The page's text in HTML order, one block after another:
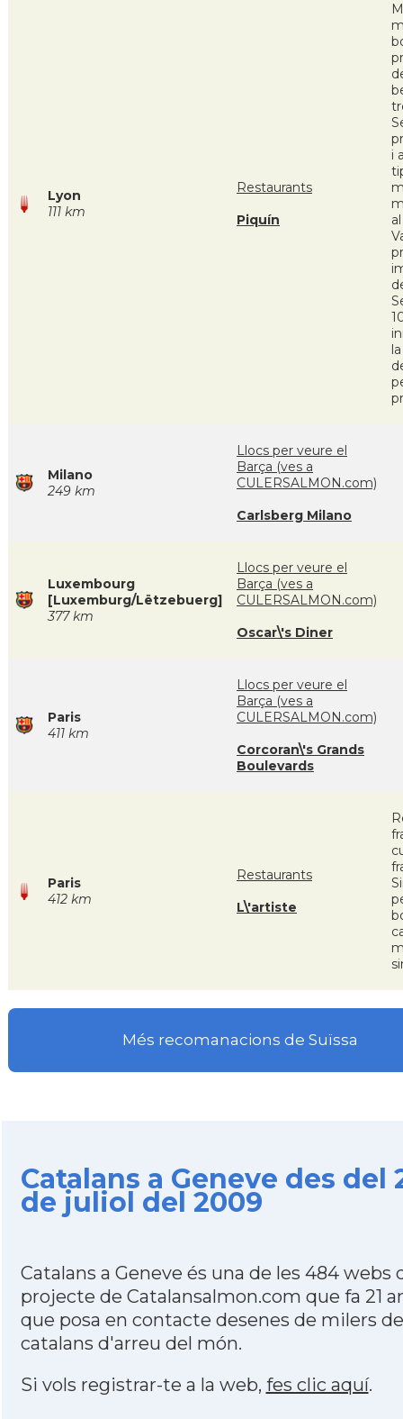
Lyon
111 km
Restaurants
Piquín
i
Milano
249 km
Llocs per veure el
Barça (ves a
CULERSALMON.com)
Carlsberg Milano
Luxembourg
[Luxemburg/Lëtzebuerg]
377 km
Llocs per veure el
Barça (ves a
CULERSALMON.com)
Oscar\'s Diner
Paris
411 km
Llocs per veure el
Barça (ves a
CULERSALMON.com)
Corcoran\'s Grands
Boulevards
Paris
412 km
Restaurants
L\'artiste
Més recomanacions de Suïssa
Catalans a Geneve des del
de juliol del 2009
Catalans a Geneve és una de les 484 webs
projecte de Catalansalmon.com que fa 21
que posa en contacte desenes de milers de
catalans d'arreu del món.
Si vols registrar-te a la web, fes clic aquí.